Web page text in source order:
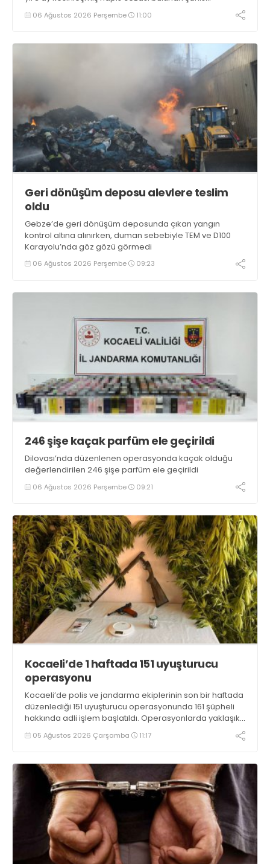
yakalandı
06 Ağustos 2026 Perşembe 11:00
Geri dönüşüm deposu alevlere teslim
oldu
Gebze’de geri dönüşüm deposunda çıkan yangın
kontrol altına alınırken, duman sebebiyle TEM ve D100
Karayolu’nda göz gözü görmedi
06 Ağustos 2026 Perşembe 09:23
246 şişe kaçak parfüm ele geçirildi
Dilovası’nda düzenlenen operasyonda kaçak olduğu
değerlendirilen 246 şişe parfüm ele geçirildi
06 Ağustos 2026 Perşembe 09:21
Kocaeli’de 1 haftada 151 uyuşturucu
operasyonu
Kocaeli’de polis ve jandarma ekiplerinin son bir haftada
düzenlediği 151 uyuşturucu operasyonunda 161 şüpheli
hakkında adli işlem başlatıldı. Operasyonlarda yaklaşık
2 kilogram uyuşturucu madde ile 121 kök kenevir bitkisi
ele geçirilirken, 9 şüpheli tutuklandı
05 Ağustos 2026 Çarşamba 11:17